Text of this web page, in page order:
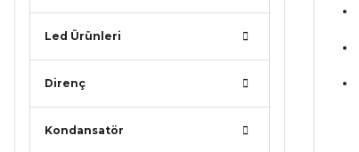
Led Ürünleri
Direnç
Kondansatör